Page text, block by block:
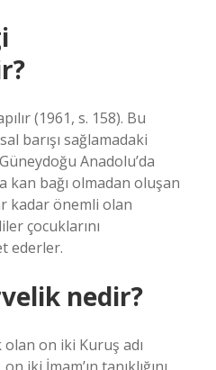
(1961, s. 158). Bu
barışı sağlamadaki
Anadolu’da
kan bağı olmadan oluşan
kadar önemli olan
çocuklarını
ederler.
nedir?
on iki Kuruş adı